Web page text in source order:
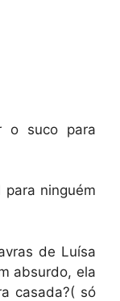
o suco para
ninguém
de Luísa
absurdo, ela
casada?( só